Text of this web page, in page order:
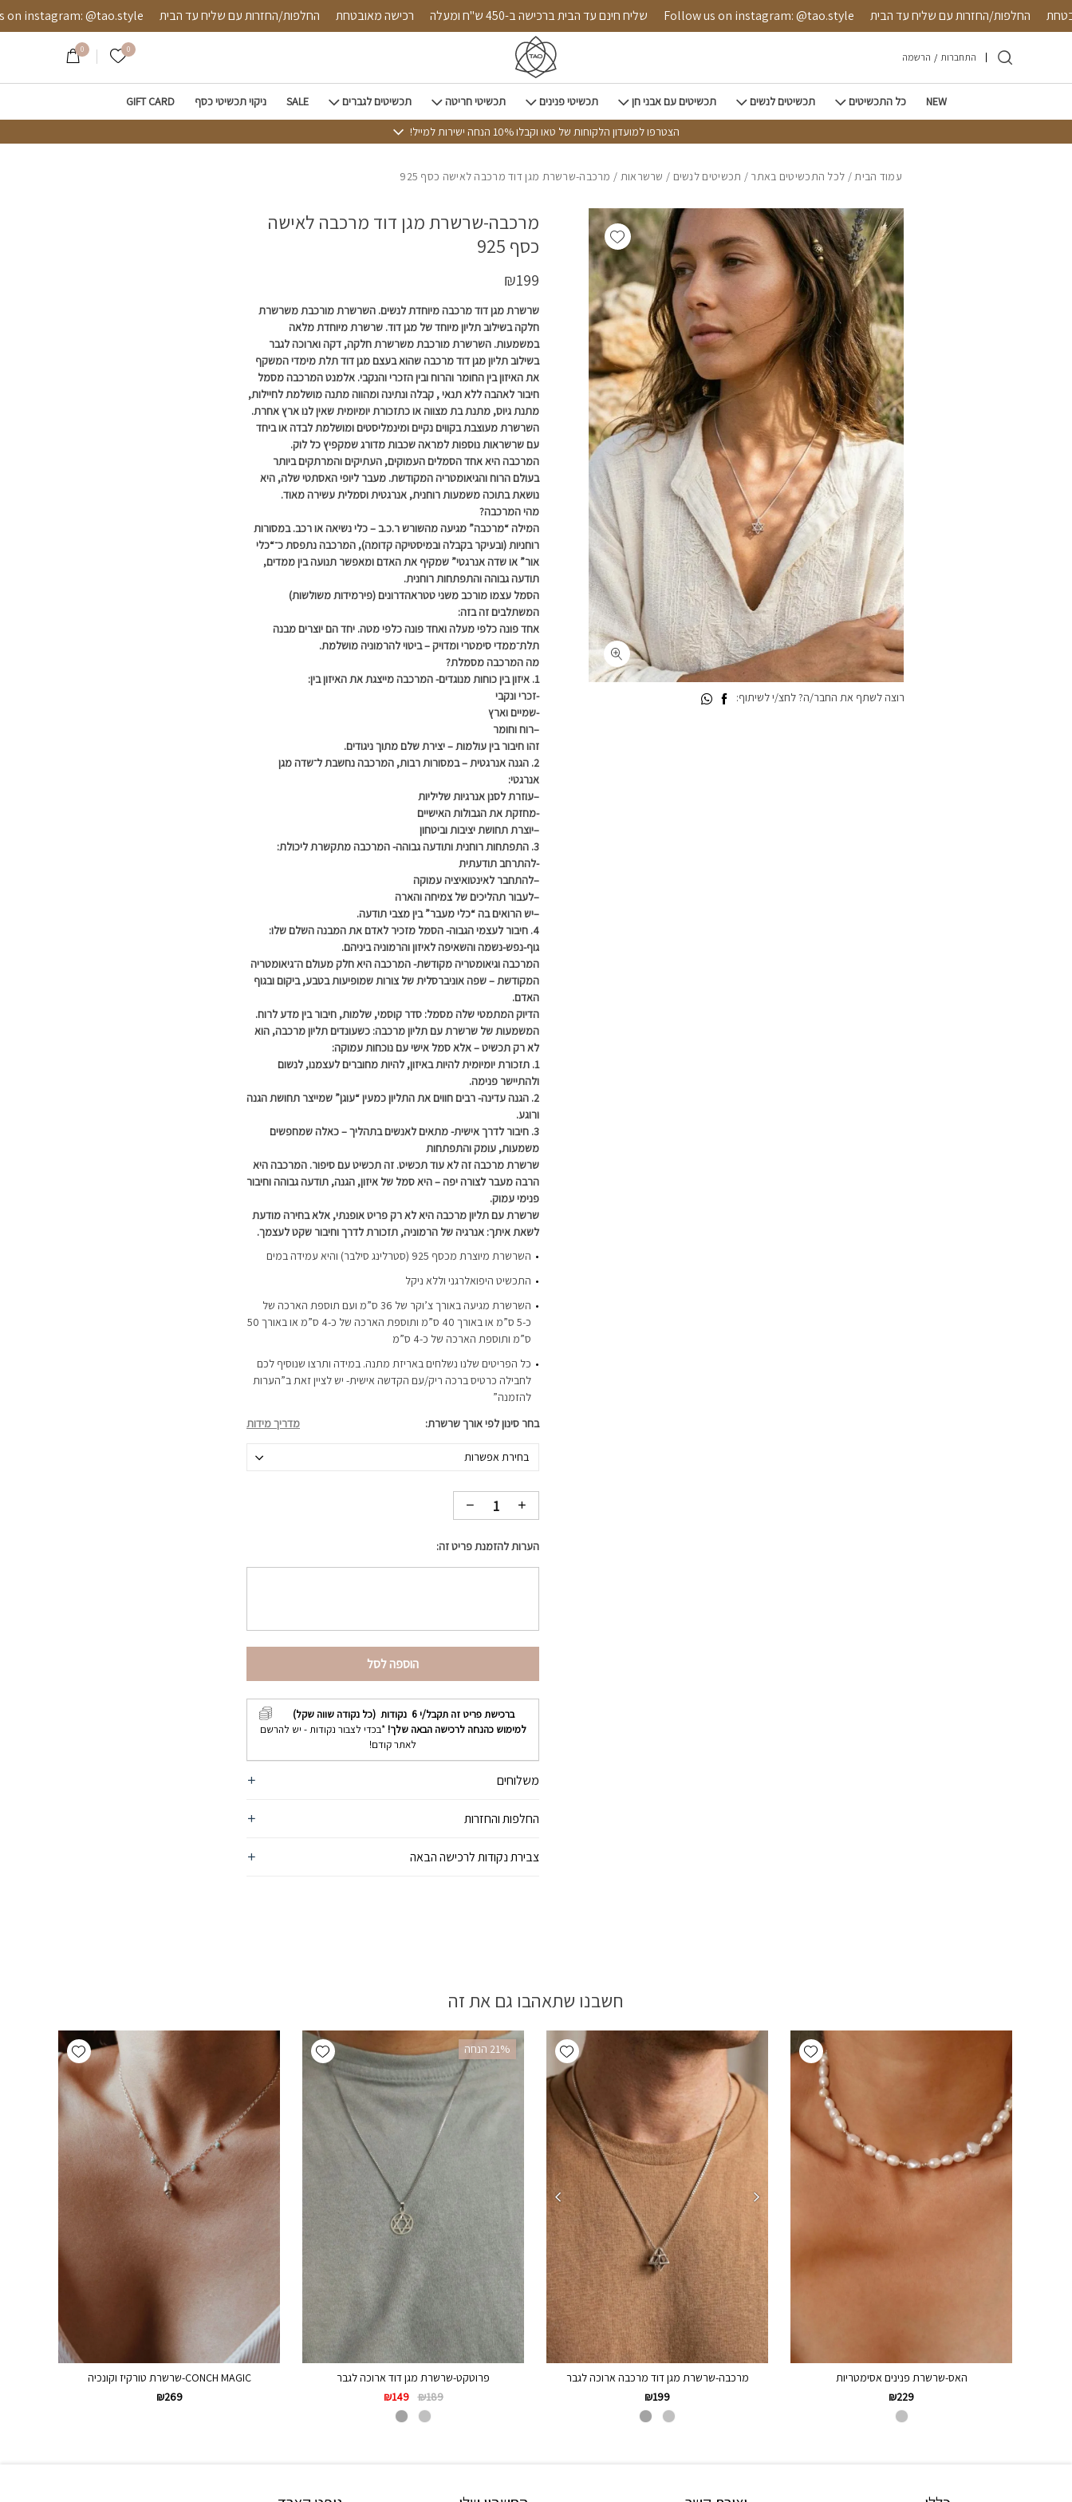
Skip to Content
מאובטחת החלפות/החזרות עם שליח עד הבית Follow us on instagram: @tao.style שליח חינם עד הבית ברכישה ב-450 ש"ח ומעלה רכישה מאובטחת החלפות/החזרות עם שליח עד הבית @tao.style
0 הרשימה שלי
0
התחברות / הרשמה
NEW כל התכשיטים תכשיטים לנשים תכשיטים עם אבני חן תכשיטי פנינים תכשיטי חריטה תכשיטים לגברים SALE ניקוי תכשיטי כסף GIFT CARD
הצטרפו למועדון הלקוחות של טאו וקבלו 10% הנחה ישירות למייל!
עמוד הבית/ לכל התכשיטים באתר / תכשיטים לנשים / שרשראות / מרכבה-שרשרת מגן דוד מרכבה לאישה כסף 925
מרכבה-שרשרת מגן דוד מרכבה לאישה
כסף 925
₪199
שרשרת מגן דוד מרכבה מיוחדת לנשים. השרשרת מורכבת משרשרת
חלקה בשילוב תליון מיוחד של מגן דוד. שרשרת מיוחדת מלאה
במשמעות. השרשרת מורכבת משרשרת חלקה, דקה וארוכה לגבר
בשילוב תליון מגן דוד מרכבה שהוא בעצם מגן דוד תלת מימדי המשקף
את האיזון בין החומר והרוח ובין הזכרי והנקבי. אלמנט המרכבה מסמל
חיבור לאהבה ללא תנאי , קבלה ונתינה ומהווה מתנה מושלמת לחיילות,
מתנת גיוס, מתנת בת מצווה או כתזכורת יומיומית שאין לנו ארץ אחרת.
השרשרת מעוצבת בקווים נקיים ומינמליסטים ומושלמת לבדה או ביחד
עם שרשראות נוספות למראה שכבות מדורג שמקפיץ כל לוק.
המרכבה היא אחד הסמלים העמוקים, העתיקים והמרתקים ביותר
בעולם הרוח והגיאומטריה המקודשת. מעבר ליופי האסתטי שלה, היא
נושאת בתוכה משמעות רוחנית, אנרגטית וסמלית עשירה מאוד.
מהי המרכבה?
המילה “מרכבה” מגיעה מהשורש ר.כ.ב – כלי נשיאה או רכב. במסורות
רוחניות (ובעיקר בקבלה ובמיסטיקה קדומה), המרכבה נתפסת כ־“כלי
אור” או שדה אנרגטי” שמקיף את האדם ומאפשר תנועה בין ממדים,
תודעה גבוהה והתפתחות רוחנית.
הסמל עצמו מורכב משני טטראהדרונים (פירמידות משולשות)
המשתלבים זה בזה:
אחד פונה כלפי מעלה ואחד פונה כלפי מטה. יחד הם יוצרים מבנה
תלת־ממדי סימטרי ומדויק – ביטוי להרמוניה מושלמת.
מה המרכבה מסמלת?
1. איזון בין כוחות מנוגדים-
המרכבה מייצגת את האיזון בין:
-זכרי ונקבי
-שמיים וארץ
–רוח וחומר
זהו חיבור בין עולמות – יצירת שלם מתוך ניגודים.
2. הגנה אנרגטית –
במסורות רבות, המרכבה נחשבת ל־שדה מגן
אנרגטי:
–עוזרת לסנן אנרגיות שליליות
-מחזקת את הגבולות האישיים
–יוצרת תחושת יציבות וביטחון
3. התפתחות רוחנית ותודעה גבוהה-
המרכבה מתקשרת ליכולת:
-להתרחב תודעתית
–להתחבר לאינטואיציה עמוקה
–לעבור תהליכים של צמיחה והארה
–יש הרואים בה “כלי מעבר” בין מצבי תודעה.
4. חיבור לעצמי הגבוה-
הסמל מזכיר לאדם את המבנה השלם שלו:
גוף-נפש-נשמהוהשאיפה לאיזון והרמוניה ביניהם.
המרכבה וגיאומטריה מקודשת-המרכבה היא חלק מעולם ה־גיאומטריה
המקודשת – שפה אוניברסלית של צורות שמופיעות בטבע, ביקום ובגוף
האדם.
הדיוק המתמטי שלה מסמל: סדר קוסמי, שלמות, חיבור בין מדע לרוח.
המשמעות של שרשרת עם תליון מרכבה: כשעונדים תליון מרכבה, הוא
לא רק תכשיט – אלא סמל אישי עם נוכחות עמוקה:
1. תזכורת יומיומית
להיות באיזון, להיות מחוברים לעצמנו, לנשום
ולהתיישר פנימה.
2. הגנה עדינה-
רבים חווים את התליון כמעין “עוגן” שמייצר תחושת הגנה
ורוגע.
3. חיבור לדרך אישית-מתאים לאנשים בתהליך – כאלה שמחפשים
משמעות, עומק והתפתחות
שרשרת מרכבה זה לא עוד תכשיט. זה תכשיט עם סיפור. המרכבה היא
הרבה מעבר לצורה יפה –היא סמל של איזון, הגנה, תודעה גבוהה וחיבור
פנימי עמוק.
שרשרת עם תליון מרכבה היא לא רק פריט אופנתי, אלא בחירה מודעת
לשאת איתך: אנרגיה של הרמוניה, תזכורת לדרךוחיבור שקט לעצמך.
השרשרת מיוצרת מכסף 925 (סטרלינג סילבר) והיא עמידה במים
התכשיט היפואלרגני וללא ניקל
השרשרת מגיעה באורך צ’וקר של 36 ס”מ ועם תוספת הארכה של
כ-5 ס”מ או באורך 40 ס”מ ותוספת הארכה של כ-4 ס”מ או באורך 50
ס”מ ותוספת הארכה של כ-4 ס”מ
כל הפריטים שלנו נשלחים באריזת מתנה. במידה ותרצו שנוסיף לכם
לחבילה כרטיס ברכה ריק/עם הקדשה אישית- יש לציין זאת ב”הערות
להזמנה”
בחר סינון לפי אורך שרשרת
מדריך מידות
בחירת אפשרות
הערות להזמנת פריט זה:
הוספה לסל
ברכישת פריט זה תקבל/י6 נקודות (כל נקודה שווה שקל)
למימוש כהנחה לרכישה הבאה שלך! *בכדי לצבור נקודות - יש להרשם
לאתר קודם!
משלוחים
החלפות והחזרות
צבירת נקודות לרכישה הבאה
Add wishlist
רוצה לשתף את החבר/ה? לחצ/י לשיתוף:
חשבנו שתאהבו גם את זה
Add wishlist
האס-שרשרת פנינים אסימטריות
₪229
Add wishlist
מרכבה-שרשרת מגן דוד מרכבה ארוכה לגבר
₪199
Add wishlist ‫21% הנחה
פרוטקט-שרשרת מגן דוד ארוכה לגבר
₪189
₪149
Add wishlist
CONCH MAGIC-שרשרת טורקיז וקונכיה
₪269
בחזרה למעלה